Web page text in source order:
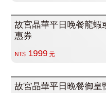
故宮晶華平日晚餐龍蝦
惠券
NT$1999元
故宮晶華平日晚餐御皇